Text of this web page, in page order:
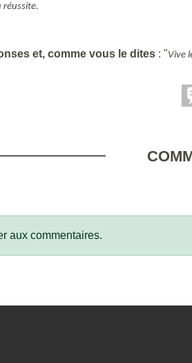
réussite.
et, comme vous le dites : "Vive
aux commentaires.